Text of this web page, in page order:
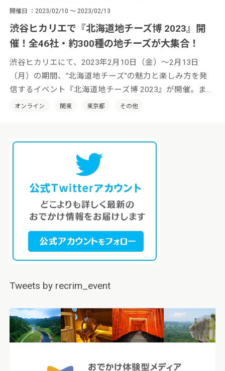
開催日 2023/02/10 ～ 2023/02/13
渋谷ヒカリエで『北海道地チーズ博 2023』開
催！全46社・約300種の地チーズが大集合！
渋谷ヒカリエにて、2023年2月10日（金）〜2月13日
（月）の期間、“北海道地チーズ”の魅力と楽しみ方を発
信するイベント『北海道地チーズ博 2023』が開催。また
「MILKLAND HOKKAIDO → TOKYO」では、2023年2月2
オンライン 関東 東京都 その他
Tweets by recrim_event